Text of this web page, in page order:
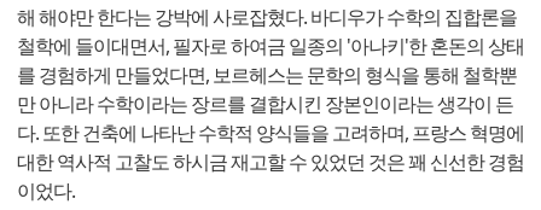
해 해야만 한다는 강박에 사로잡혔다. 바디우가 수학의 집합론을
철학에 들이대면서, 필자로 하여금 일종의 '아나키'한 혼돈의 상태
를 경험하게 만들었다면, 보르헤스는 문학의 형식을 통해 철학뿐
만 아니라 수학이라는 장르를 결합시킨 장본인이라는 생각이 든
다. 또한 건축에 나타난 수학적 양식들을 고려하며, 프랑스 혁명에
대한 역사적 고찰도 하시금 재고할 수 있었던 것은 꽤 신선한 경험
이었다.